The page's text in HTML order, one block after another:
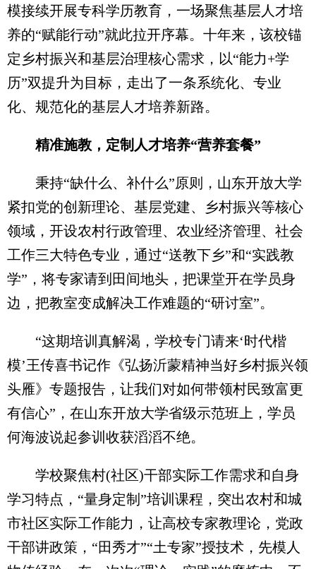
模接续开展专科学历教育，一场聚焦基层人才培
养的“赋能行动”就此拉开序幕。十年来，该校锚
定乡村振兴和基层治理核心需求，以“能力+学
历”双提升为目标，走出了一条系统化、专业
化、规范化的基层人才培养新路。
精准施教，定制人才培养“营养套餐”
秉持“缺什么、补什么”原则，山东开放大学
紧扣党的创新理论、基层党建、乡村振兴等核心
领域，开设农村行政管理、农业经济管理、社会
工作三大特色专业，通过“送教下乡”和“实践教
学”，将专家请到田间地头，把课堂开在学员身
边，把教室变成解决工作难题的“研讨室”。
“这期培训真解渴，学校专门请来‘时代楷
模’王传喜书记作《弘扬沂蒙精神当好乡村振兴领
头雁》专题报告，让我们对如何带领村民致富更
有信心”，在山东开放大学省级示范班上，学员
何海波说起参训收获滔滔不绝。
学校聚焦村(社区)干部实际工作需求和自身
学习特点，“量身定制”培训课程，突出农村和城
市社区实际工作能力，让高校专家教理论，党政
干部讲政策，“田秀才”“土专家”授技术，先模人